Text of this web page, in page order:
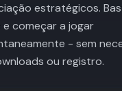
estratégicos.
começar a jogar
- sem
ou registro.